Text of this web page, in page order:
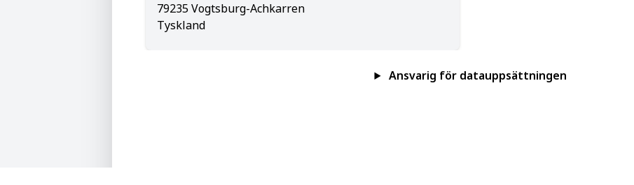
79235 Vogtsburg-Achkarren
Tyskland
Ansvarig för datauppsättningen